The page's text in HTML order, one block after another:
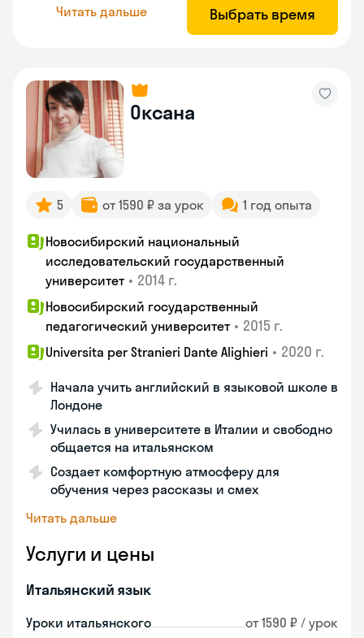
Читать дальше Выбрать время
Оксана
5 от 1590 ₽ за урок 1 год опыта
Новосибирский национальный
исследовательский государственный
университет • 2014 г.
Новосибирский государственный
педагогический университет • 2015 г.
Universita per Stranieri Dante Alighieri • 2020 г.
Начала учить английский в языковой школе в
Лондоне
Училась в университете в Италии и свободно
общается на итальянском
Создает комфортную атмосферу для
обучения через рассказы и смех
Читать дальше
Услуги и цены
Итальянский язык
Уроки итальянского от 1590 ₽ / урок